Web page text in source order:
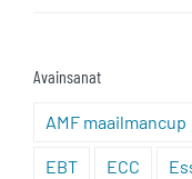
Avainsanat
AMF maailmancup
EBT ECC